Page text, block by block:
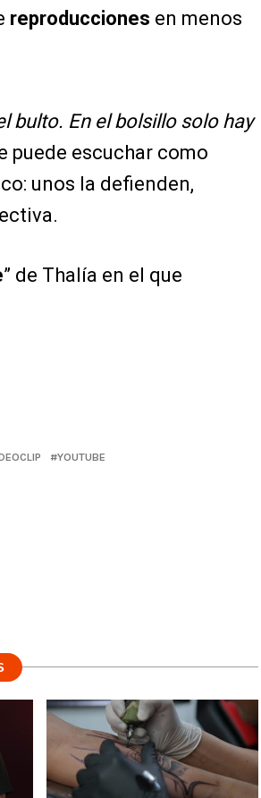
reproducciones en menos
bulto. En el bolsillo solo hay
puede escuchar como
unos la defienden,
” de Thalía en el que
YOUTUBE